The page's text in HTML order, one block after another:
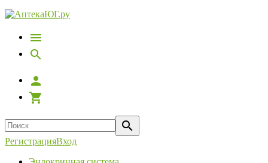
РегистрацияВход